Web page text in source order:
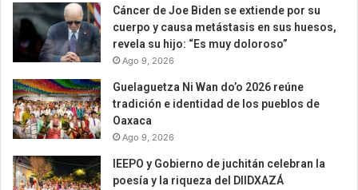
Cáncer de Joe Biden se extiende por su
cuerpo y causa metástasis en sus huesos,
revela su hijo: “Es muy doloroso”
Ago 9, 2026
Guelaguetza Ni Wan do’o 2026 reúne
tradición e identidad de los pueblos de
Oaxaca
Ago 9, 2026
IEEPO y Gobierno de juchitán celebran la
poesía y la riqueza del DIIDXAZÁ